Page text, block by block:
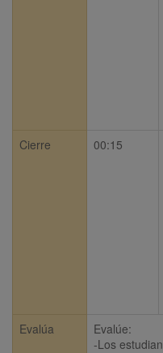
Cierre 00:15
Evalúa
Evalúe:
-Los